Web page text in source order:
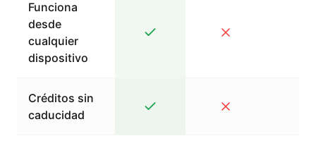
Funciona
desde
cualquier
dispositivo
Créditos sin
caducidad